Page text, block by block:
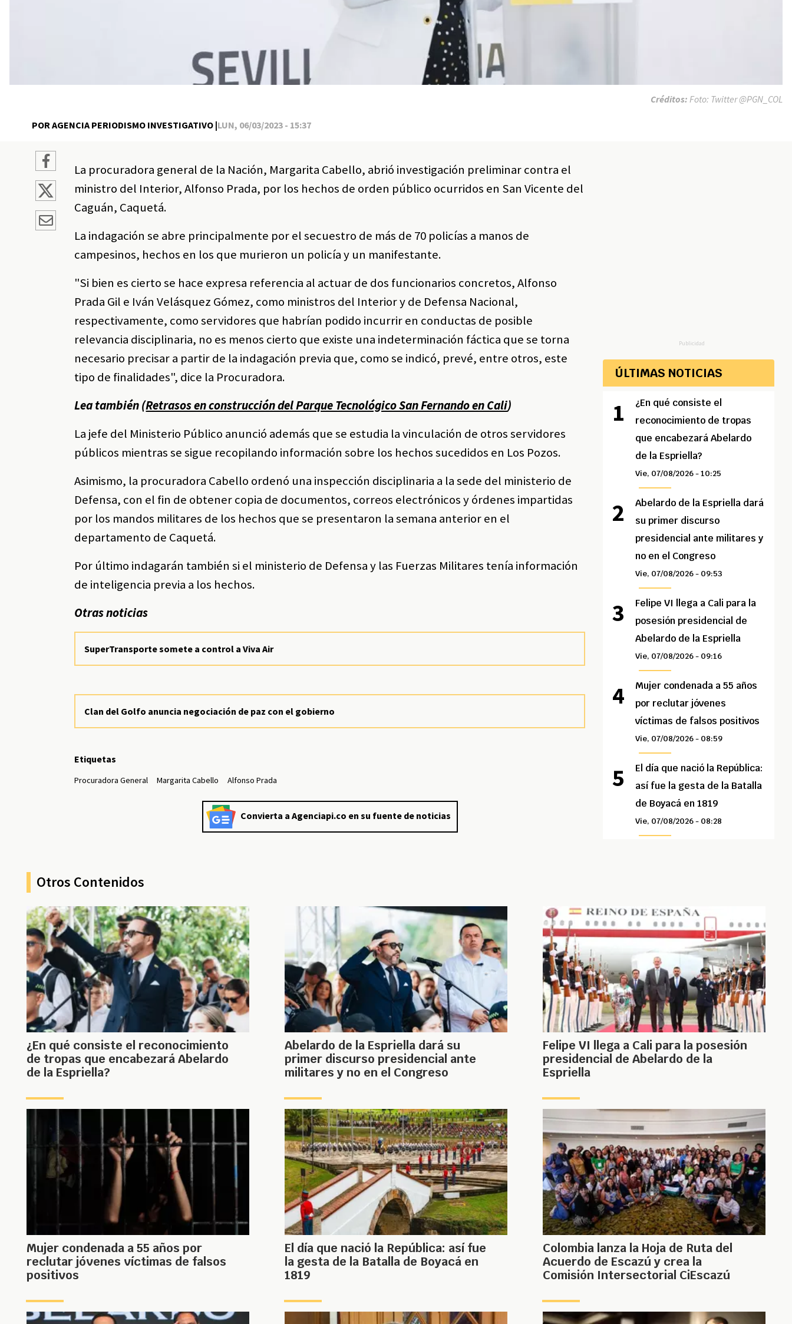
POR AGENCIA PERIODISMO INVESTIGATIVO |LUN, 06/03/2023 - 15:37
Créditos: Foto: Twitter @PGN_COL
La procuradora general de la Nación, Margarita Cabello, abrió investigación preliminar contra el
ministro del Interior, Alfonso Prada, por los hechos de orden público ocurridos en San Vicente del
Caguán, Caquetá.
La indagación se abre principalmente por el secuestro de más de 70 policías a manos de
campesinos, hechos en los que murieron un policía y un manifestante.
"Si bien es cierto se hace expresa referencia al actuar de dos funcionarios concretos, Alfonso
Prada Gil e Iván Velásquez Gómez, como ministros del Interior y de Defensa Nacional,
respectivamente, como servidores que habrían podido incurrir en conductas de posible
relevancia disciplinaria, no es menos cierto que existe una indeterminación fáctica que se torna
necesario precisar a partir de la indagación previa que, como se indicó, prevé, entre otros, este
tipo de finalidades", dice la Procuradora.
Lea también (Retrasos en construcción del Parque Tecnológico San Fernando en Cali)
La jefe del Ministerio Público anunció además que se estudia la vinculación de otros servidores
públicos mientras se sigue recopilando información sobre los hechos sucedidos en Los Pozos.
Asimismo, la procuradora Cabello ordenó una inspección disciplinaria a la sede del ministerio de
Defensa, con el fin de obtener copia de documentos, correos electrónicos y órdenes impartidas
por los mandos militares de los hechos que se presentaron la semana anterior en el
departamento de Caquetá.
Por último indagarán también si el ministerio de Defensa y las Fuerzas Militares tenía información
de inteligencia previa a los hechos.
Otras noticias
SuperTransporte somete a control a Viva Air
Clan del Golfo anuncia negociación de paz con el gobierno
Etiquetas
Procuradora General Margarita Cabello Alfonso Prada
Convierta a Agenciapi.co en su fuente de noticias
Publicidad
ÚLTIMAS NOTICIAS
¿En qué consiste el
reconocimiento de tropas
que encabezará Abelardo
de la Espriella?
Vie, 07/08/2026 - 10:25
Abelardo de la Espriella dará
su primer discurso
presidencial ante militares y
no en el Congreso
Vie, 07/08/2026 - 09:53
Felipe VI llega a Cali para la
posesión presidencial de
Abelardo de la Espriella
Vie, 07/08/2026 - 09:16
Mujer condenada a 55 años
por reclutar jóvenes
víctimas de falsos positivos
Vie, 07/08/2026 - 08:59
El día que nació la República:
así fue la gesta de la Batalla
de Boyacá en 1819
Vie, 07/08/2026 - 08:28
Otros Contenidos
¿En qué consiste el reconocimiento
de tropas que encabezará Abelardo
de la Espriella?
Abelardo de la Espriella dará su
primer discurso presidencial ante
militares y no en el Congreso
Felipe VI llega a Cali para la posesión
presidencial de Abelardo de la
Espriella
Mujer condenada a 55 años por
reclutar jóvenes víctimas de falsos
positivos
El día que nació la República: así fue
la gesta de la Batalla de Boyacá en
1819
Colombia lanza la Hoja de Ruta del
Acuerdo de Escazú y crea la
Comisión Intersectorial CiEscazú